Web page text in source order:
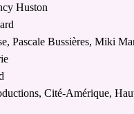
Huston
Pascale Bussières, Miki
Cité-Amérique,